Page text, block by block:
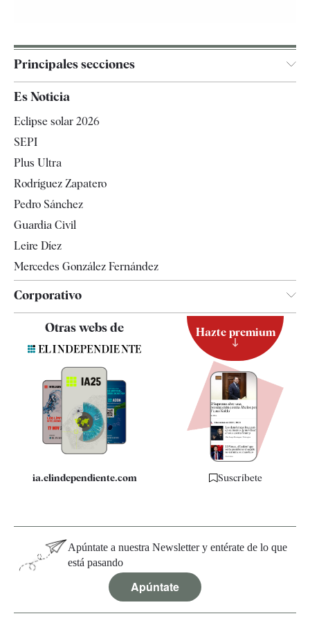
Principales secciones
España
Internacional
Tendencias
Es Noticia
Eclipse solar 2026
SEPI
Plus Ultra
Rodríguez Zapatero
Pedro Sánchez
Guardia Civil
Leire Díez
Mercedes González Fernández
Corporativo
Contacto
Quiénes somos
Especificaciones
Otras webs de
ia.elindependiente.com
Hazte premium
Suscríbete
Apúntate a nuestra Newsletter y entérate de lo que
está pasando
Apúntate